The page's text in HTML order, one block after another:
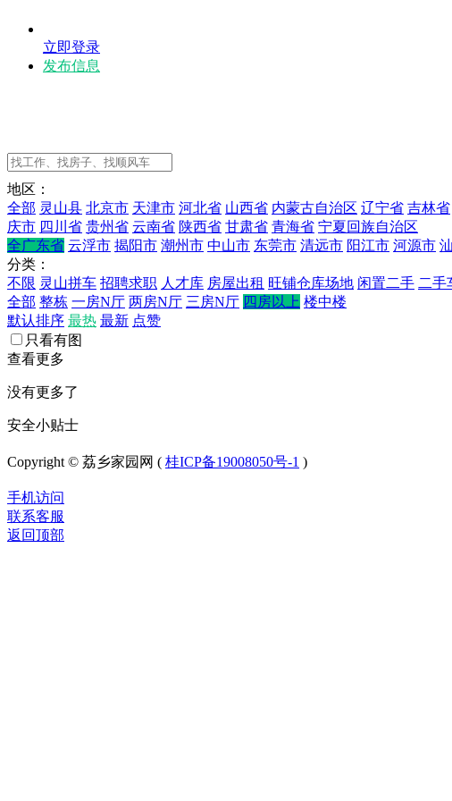
立即登录
发布信息
地区：
全部 灵山县 北京市 天津市 河北省 山西省 内蒙古自治区 辽宁省 吉林省
庆市 四川省 贵州省 云南省 陕西省 甘肃省 青海省 宁夏回族自治区
全广东省 云浮市 揭阳市 潮州市 中山市 东莞市 清远市 阳江市 河源市
分类：
不限 灵山拼车 招聘求职 人才库 房屋出租 旺铺仓库场地 闲置二手 二手
全部 整栋 一房N厅 两房N厅 三房N厅 四房以上 楼中楼
默认排序 最热 最新 点赞
只看有图
查看更多
没有更多了
安全小贴士
Copyright © 荔乡家园网 ( 桂ICP备19008050号-1 )
手机访问
联系客服
返回顶部